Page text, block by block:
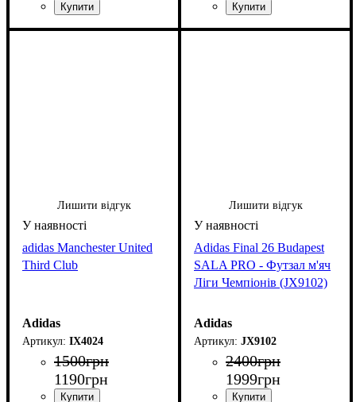
Лишити відгук
adidas Manchester United
Third Club
Adidas
IX4024
1500грн
1190грн
Лишити відгук
Adidas Final 26 Budapest
SALA PRO - Футзал м'яч
Ліги Чемпіонів (JX9102)
Adidas
JX9102
2400грн
1999грн